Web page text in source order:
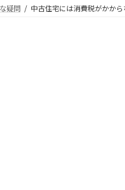
疑問 中古住宅には消費税がかから